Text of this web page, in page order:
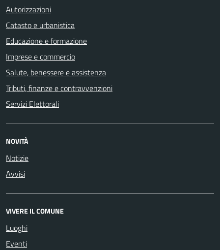
Autorizzazioni
Catasto e urbanistica
Educazione e formazione
Imprese e commercio
Salute, benessere e assistenza
Tributi, finanze e contravvenzioni
Servizi Elettorali
NOVITÀ
Notizie
Avvisi
VIVERE IL COMUNE
Luoghi
Eventi